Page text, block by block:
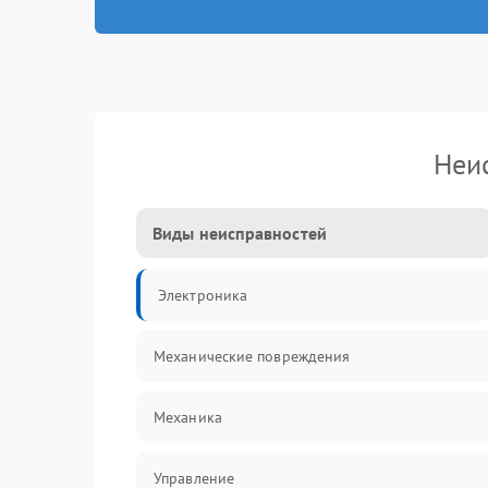
Виды неисправностей
Электроника
Механические повреждения
Механика
Управление